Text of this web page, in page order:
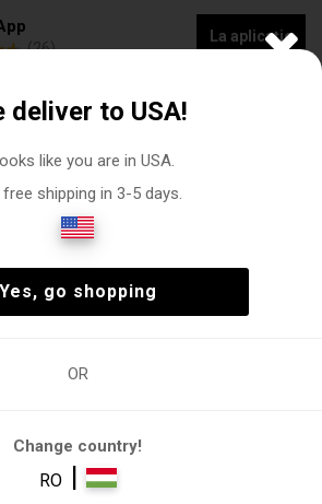
(26)
La aplicație
Eșarfă
Eșarfă(1)
Filtre
deliver to USA!
like you are in USA.
shipping in 3-5 days.
Yes, go shopping
OR
Change country!
RO |